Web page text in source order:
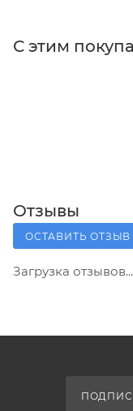
С этим
Отзывы
ОСТАВИТЬ ОТЗЫВ
Загрузка отзывов...